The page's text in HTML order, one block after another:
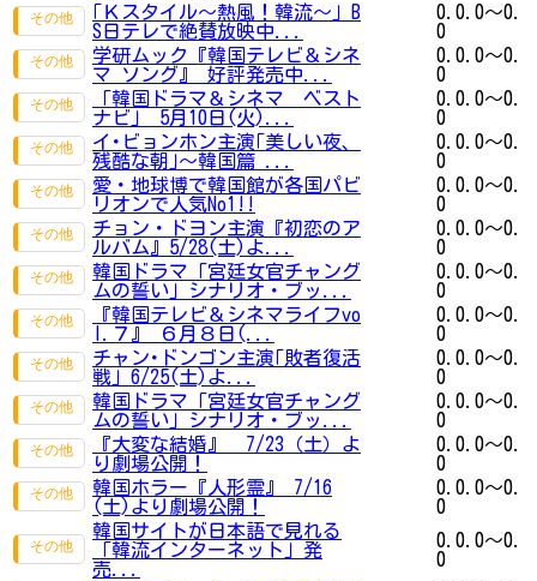
｢Ｋスタイル～熱風！韓流～｣ B
S日テレで絶賛放映中...
0.0.0～0.
0
学研ムック『韓国テレビ＆シネ
マ ソング』 好評発売中...
0.0.0～0.
0
「韓国ドラマ＆シネマ ベスト
ナビ」 5月10日(火)...
0.0.0～0.
0
イ･ビョンホン主演｢美しい夜、
残酷な朝｣～韓国篇 ...
0.0.0～0.
0
愛・地球博で韓国館が各国パビ
リオンで人気No1!!
0.0.0～0.
0
チョン・ドヨン主演『初恋のア
ルバム』5/28(土)よ...
0.0.0～0.
0
韓国ドラマ「宮廷女官チャング
ムの誓い」シナリオ・ブッ...
0.0.0～0.
0
『韓国テレビ＆シネマライフvo
l.７』 ６月８日(...
0.0.0～0.
0
チャン･ドンゴン主演｢敗者復活
戦｣ 6/25(土)よ...
0.0.0～0.
0
韓国ドラマ「宮廷女官チャング
ムの誓い」シナリオ・ブッ...
0.0.0～0.
0
『大変な結婚』 7/23（土）よ
り劇場公開！
0.0.0～0.
0
韓国ホラー『人形霊』 7/16
(土)より劇場公開！
0.0.0～0.
0
韓国サイトが日本語で見れる
「韓流インターネット」発
売...
0.0.0～0.
0